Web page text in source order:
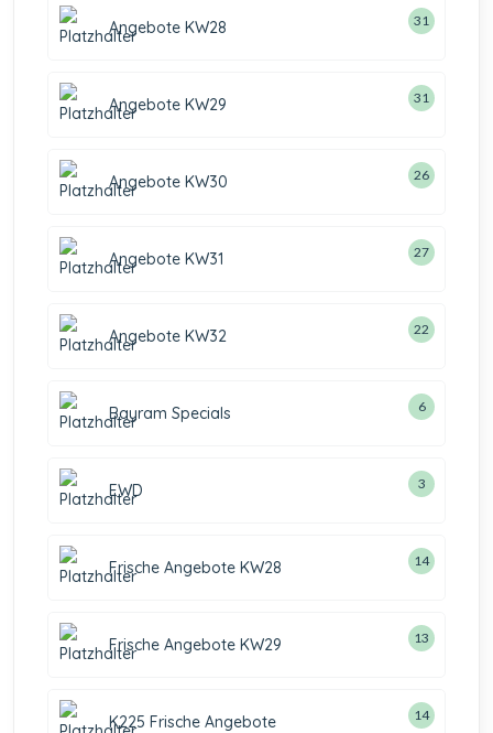
Angebote KW28 31
Angebote KW29 31
Angebote KW30 26
Angebote KW31 27
Angebote KW32 22
Bayram Specials 6
EWD 3
Frische Angebote KW28 14
Frische Angebote KW29 13
K225 Frische Angebote 14